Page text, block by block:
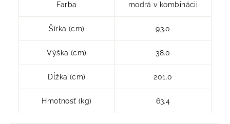
Farba modrá v kombinácii
Šírka (cm) 93.0
Výška (cm) 38.0
Dĺžka (cm) 201.0
Hmotnosť (kg) 63.4